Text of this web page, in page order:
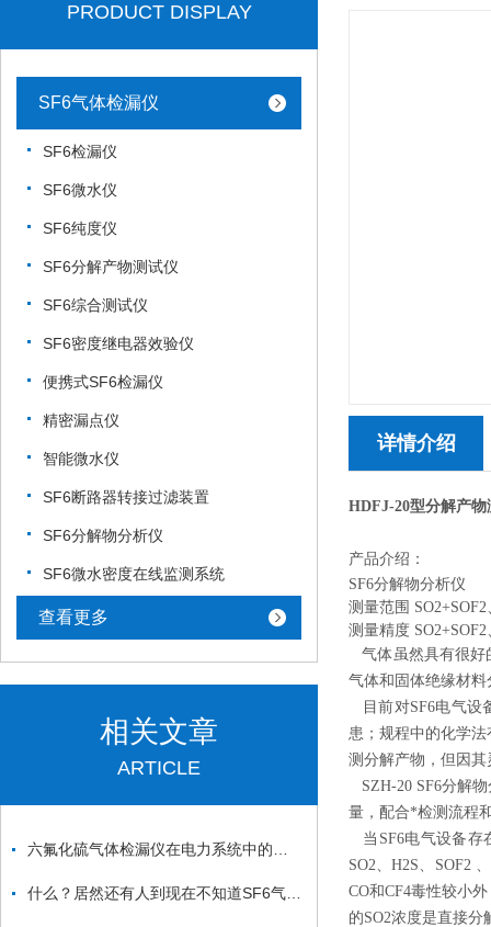
PRODUCT DISPLAY
SF6气体检漏仪
SF6检漏仪
SF6微水仪
SF6纯度仪
SF6分解产物测试仪
SF6综合测试仪
SF6密度继电器效验仪
便携式SF6检漏仪
精密漏点仪
智能微水仪
SF6断路器转接过滤装置
SF6分解物分析仪
SF6微水密度在线监测系统
查看更多
相关文章
ARTICLE
详情介绍
HDFJ-20型分解产物
产品介绍：
SF6分解物分析仪
测量范围
测量精度
气体虽然具有很好
气体和固体绝缘材
目前对SF6电气设
患；规程中的化学
测分解产物，但因
SZH-20 SF6分解
量，配合*检测流程
当SF6电气设备存
SO2、H2S、SOF2
CO和CF4毒性较小
的SO2浓度是直接